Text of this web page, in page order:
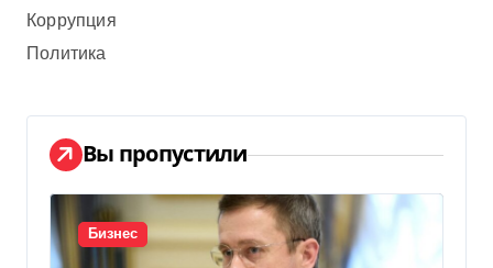
Коррупция
Политика
Вы пропустили
Бизнес